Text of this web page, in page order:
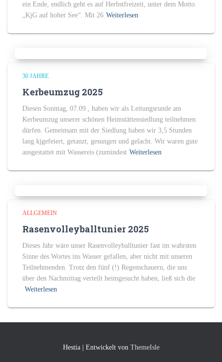
ein Ende, endlich geht es auf Herbstfreizeit, unter dem Motto
„KjG auf hoher See“. Mit 26 Weiterlesen
30 JAHRE
Kerbeumzug 2025
Diesen Sonntag, 07.09., haben wir als Leitungsrunde am
Kerbeumzug unserer schönen Heimstättensiedlung teilnehmen
dürfen. Gemeinsam mit der Siedlung haben wir 3,5 Stunden
lang kjgefeiert, getanzt, gesungen und gelacht. Wir waren gute
ausgestattet mit Wassereis (zumindest Weiterlesen
ALLGEMEIN
Rasenvolleyballtunier 2025
Dieses Jahr wäre unser Rasenvolleyballtunier fast im wahrsten
Sinne des Wortes ins Wasser gefallen, aber nicht mit unseren
Teilnehmenden. Trotz den fünf (!) Regenschauern, die uns
über den Nachmittag verteilt heimgesucht haben, ließ sich die
Weiterlesen
Hestia | Entwickelt von ThemeIsle